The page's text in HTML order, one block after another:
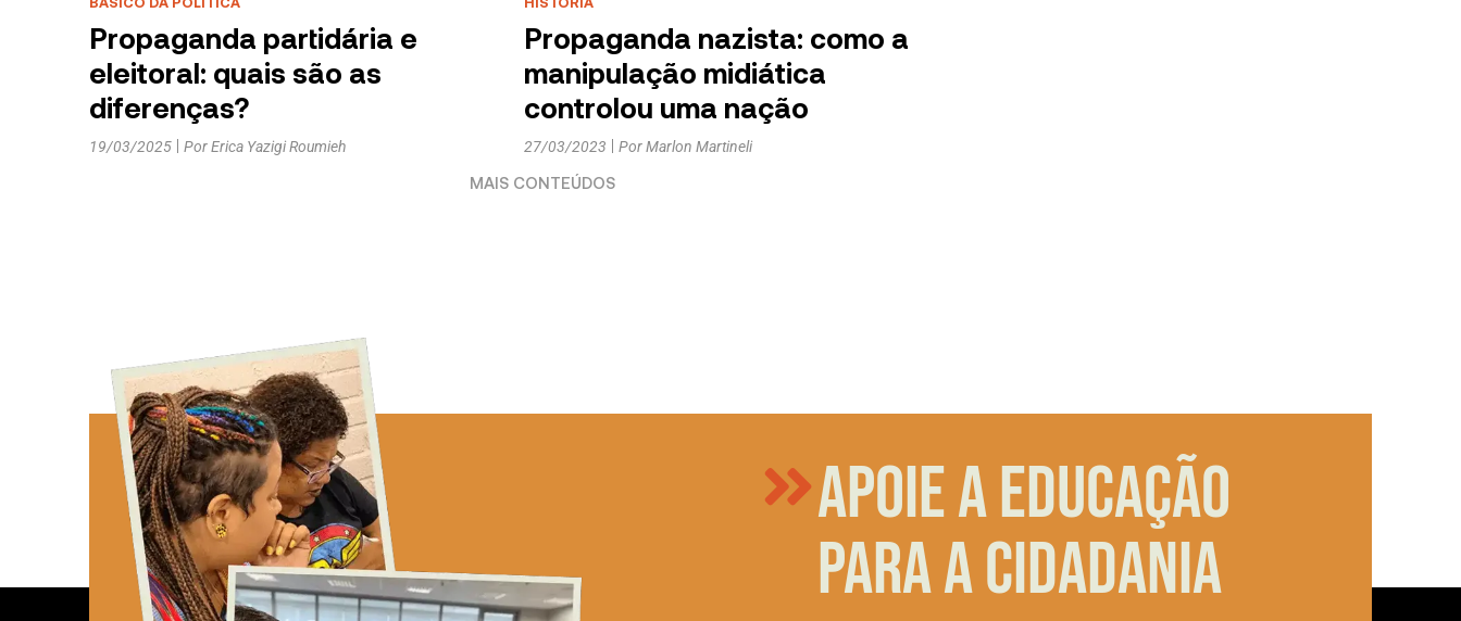
Propaganda partidária e
eleitoral: quais são as
diferenças?
19/03/2025 PorErica Yazigi Roumieh
Propaganda nazista: como a
manipulação midiática
controlou uma nação
27/03/2023 PorMarlon Martineli
Apoie a educação
para a cidadania